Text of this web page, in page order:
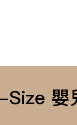
嬰